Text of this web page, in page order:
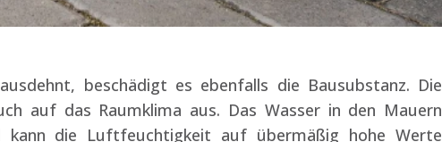
beschädigt es ebenfalls die Bausubstanz. Die
auf das Raumklima aus. Das Wasser in den Mauern
die Luftfeuchtigkeit auf übermäßig hohe Werte